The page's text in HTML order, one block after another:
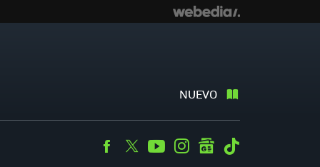
NUEVO
Facebook
TwitterYoutubeInstagramgooglenews